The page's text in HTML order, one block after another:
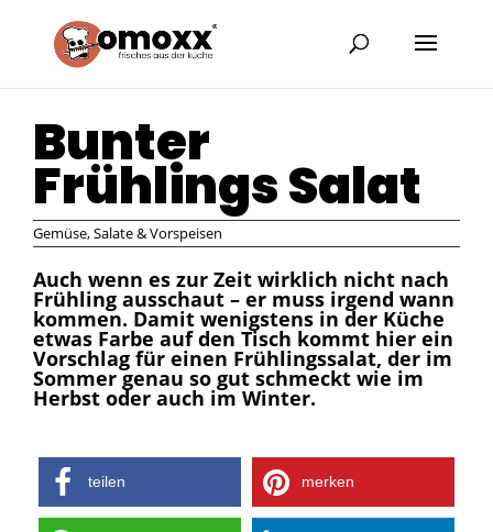
Bunter
Frühlings Salat
Gemüse,Salate & Vorspeisen
Auch wenn es zur Zeit wirklich nicht nach
Frühling ausschaut – er muss irgend wann
kommen. Damit wenigstens in der Küche
etwas Farbe auf den Tisch kommt hier ein
Vorschlag für einen Frühlingssalat, der im
Sommer genau so gut schmeckt wie im
Herbst oder auch im Winter.
teilen merken